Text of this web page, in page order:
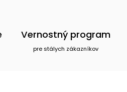
Vernostný program
pre stálych zákazníkov